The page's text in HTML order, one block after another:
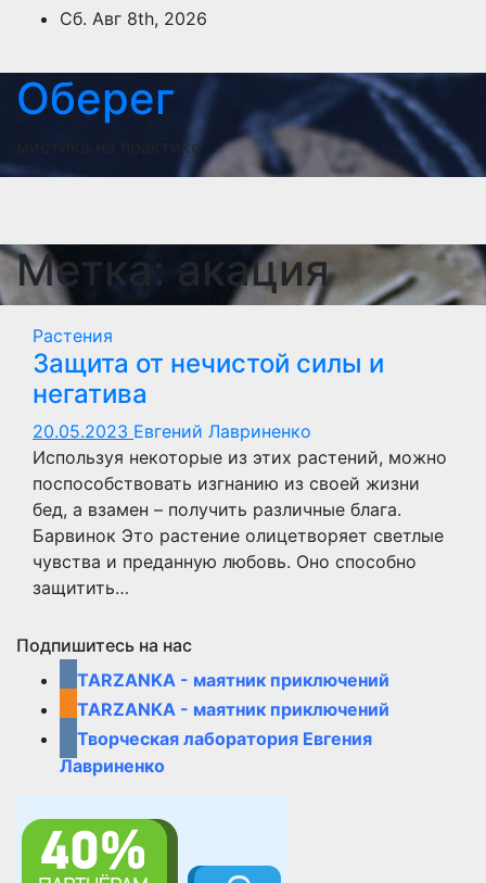
ПерейтиСб. Авг 8th, 2026
Оберег
мистика на практике
Метка: акация
Растения
Защита от нечистой силы и
негатива
20.05.2023 Евгений Лавриненко
Используя некоторые из этих растений, можно
поспособствовать изгнанию из своей жизни
бед, а взамен – получить различные блага.
Барвинок Это растение олицетворяет светлые
чувства и преданную любовь. Оно способно
защитить…
Подпишитесь на нас
TARZANKA - маятник приключений
TARZANKA - маятник приключений
Творческая лаборатория Евгения
Лавриненко